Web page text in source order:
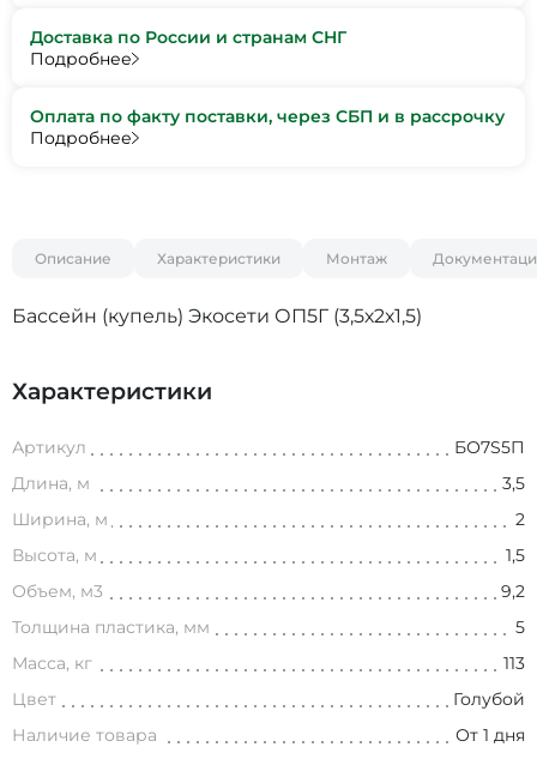
Доставка по России и странам СНГ
Подробнее
Оплата по факту поставки, через СБП и в рассрочку
Подробнее
Описание Характеристики Монтаж
Бассейн (купель) Экосети ОП5Г (3,5х2х1,5)
Характеристики
Артикул
БО7S5П
Длина, м
3,5
Ширина, м
2
Высота, м
1,5
Объем, м3
9,2
Толщина пластика, мм
5
Масса, кг
113
Цвет
Голубой
Наличие товара
От 1 дня